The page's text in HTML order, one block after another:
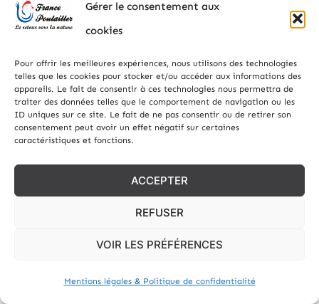
Gérer le consentement aux
cookies
Pour offrir les meilleures expériences, nous utilisons des technologies
telles que les cookies pour stocker et/ou accéder aux informations des
appareils. Le fait de consentir à ces technologies nous permettra de
traiter des données telles que le comportement de navigation ou les
ID uniques sur ce site. Le fait de ne pas consentir ou de retirer son
consentement peut avoir un effet négatif sur certaines
caractéristiques et fonctions.
ACCEPTER
REFUSER
VOIR LES PRÉFÉRENCES
Mentions légales & Politique de confidentialité
l’énergie.
3. Ail et ortie : intégrés régulièrement pour les
4. Coquilles d’huîtres concassées : à
disposition pour le calcium.
5. Vers de farine : en tant que friandise
Adaptez l’alimentation de votre